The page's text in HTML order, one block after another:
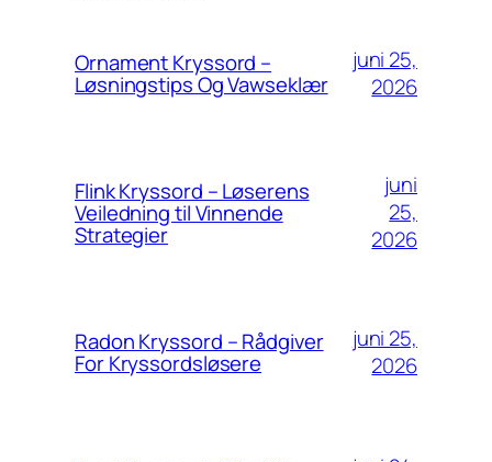
Ornament Kryssord –
Løsningstips Og Vawseklær
juni 25,
2026
Flink Kryssord – Løserens
Veiledning til Vinnende
Strategier
juni
25,
2026
Radon Kryssord – Rådgiver
For Kryssordsløsere
juni 25,
2026